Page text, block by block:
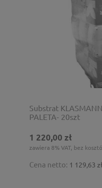
Substrat
PALETA- 20szt
1 220,00 zł
zawiera 8% VAT, bez
Cena netto: 1 129,63 zł